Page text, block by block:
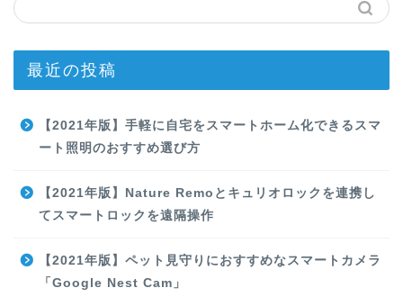
最近の投稿
【2021年版】手軽に自宅をスマートホーム化できるスマ
ート照明のおすすめ選び方
【2021年版】Nature Remoとキュリオロックを連携し
てスマートロックを遠隔操作
【2021年版】ペット見守りにおすすめなスマートカメラ
「Google Nest Cam」